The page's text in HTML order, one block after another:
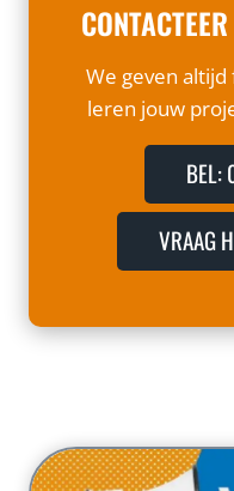
We geven altijd
leren jouw
VRAAG